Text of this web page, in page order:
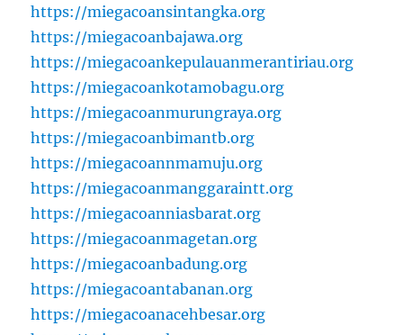
https://miegacoansintangka.org
https://miegacoanbajawa.org
https://miegacoankepulauanmerantiriau.org
https://miegacoankotamobagu.org
https://miegacoanmurungraya.org
https://miegacoanbimantb.org
https://miegacoannmamuju.org
https://miegacoanmanggaraintt.org
https://miegacoanniasbarat.org
https://miegacoanmagetan.org
https://miegacoanbadung.org
https://miegacoantabanan.org
https://miegacoanacehbesar.org